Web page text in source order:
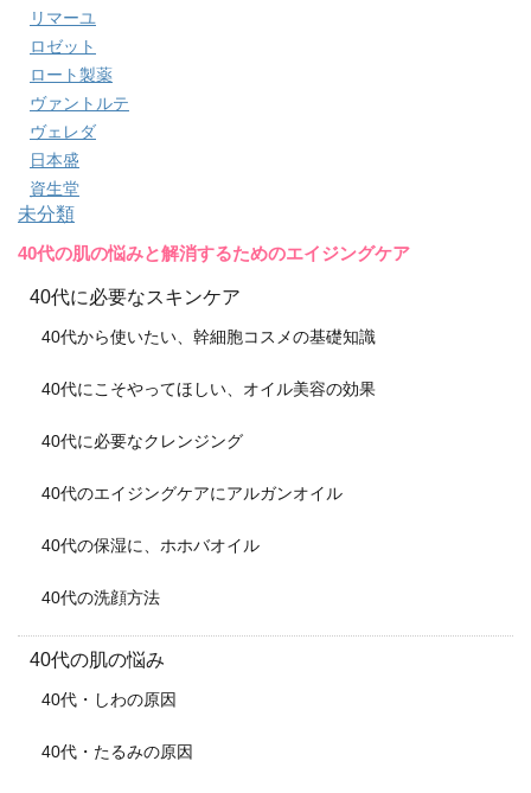
リマーユ
ロゼット
ロート製薬
ヴァントルテ
ヴェレダ
日本盛
資生堂
未分類
40代の肌の悩みと解消するためのエイジングケア
40代に必要なスキンケア
40代から使いたい、幹細胞コスメの基礎知識
40代にこそやってほしい、オイル美容の効果
40代に必要なクレンジング
40代のエイジングケアにアルガンオイル
40代の保湿に、ホホバオイル
40代の洗顔方法
40代の肌の悩み
40代・しわの原因
40代・たるみの原因